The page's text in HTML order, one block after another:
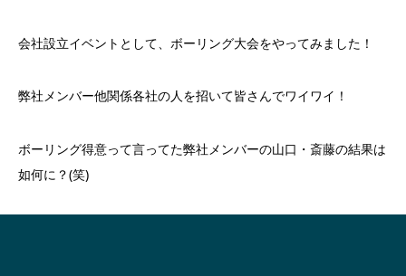
会社設立イベントとして、ボーリング大会をやってみました！
弊社メンバー他関係各社の人を招いて皆さんでワイワイ！
ボーリング得意って言ってた弊社メンバーの山口・斎藤の結果は
如何に？(笑)